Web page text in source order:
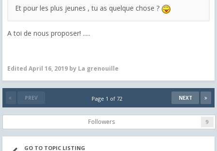
Et pour les plus jeunes , tu as quelque chose ?
A toi de nous proposer! .....
Edited April 16, 2019 by La grenouille
PREV NEXT
Page 1 of 72
Followers 9
GO TO TOPIC LISTING